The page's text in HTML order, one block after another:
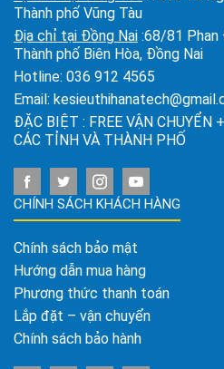
Thành phố Vũng Tàu
Địa chỉ tại Đồng Nai :68/81 Phan
Thành phố Biên Hòa, Đồng Nai
Hotline: 036 912 4565
Email:
ĐẶC BIỆT : FREE VẬN
CÁC TỈNH VÀ THÀNH PHỐ
CHÍNH SÁCH KHÁCH HÀNG
Chính sách bảo mật
Hướng dẫn mua hàng
Phương thức thanh toán
Lắp đặt – vận chuyển
Chính sách bảo hành